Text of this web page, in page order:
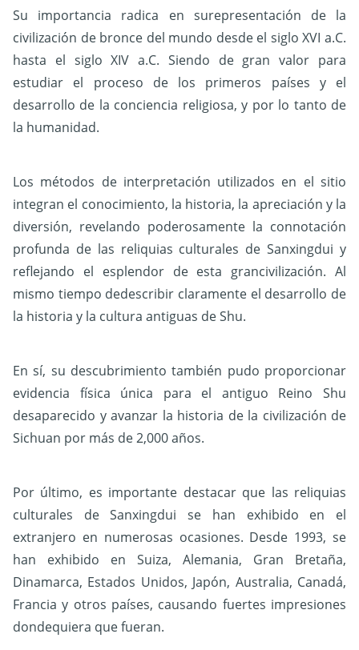
Su importancia radica en surepresentación de la
civilización de bronce del mundo desde el siglo XVI a.C.
hasta el siglo XIV a.C. Siendo de gran valor para
estudiar el proceso de los primeros países y el
desarrollo de la conciencia religiosa, y por lo tanto de
la humanidad.
Los métodos de interpretación utilizados en el sitio
integran el conocimiento, la historia, la apreciación y la
diversión, revelando poderosamente la connotación
profunda de las reliquias culturales de Sanxingdui y
reflejando el esplendor de esta grancivilización. Al
mismo tiempo dedescribir claramente el desarrollo de
la historia y la cultura antiguas de Shu.
En sí, su descubrimiento también pudo proporcionar
evidencia física única para el antiguo Reino Shu
desaparecido y avanzar la historia de la civilización de
Sichuan por más de 2,000 años.
Por último, es importante destacar que las reliquias
culturales de Sanxingdui se han exhibido en el
extranjero en numerosas ocasiones. Desde 1993, se
han exhibido en Suiza, Alemania, Gran Bretaña,
Dinamarca, Estados Unidos, Japón, Australia, Canadá,
Francia y otros países, causando fuertes impresiones
dondequiera que fueran.